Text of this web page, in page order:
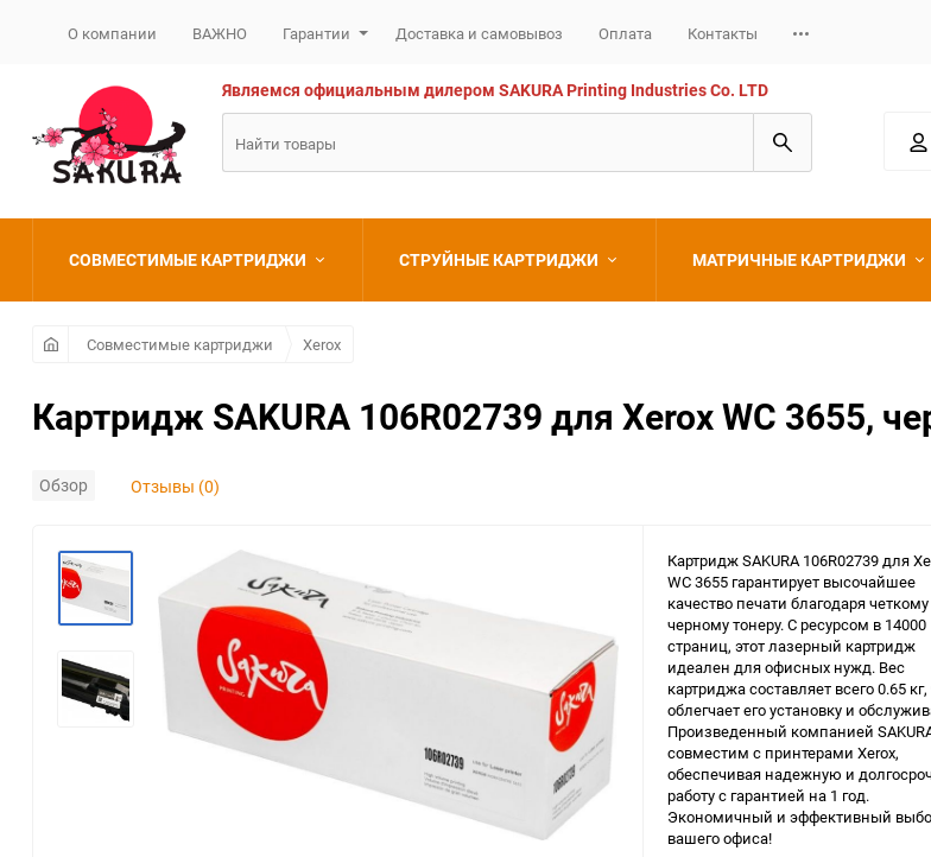
О компании ВАЖНО Гарантии Доставка и самовывоз Оплата Контакты
Являемся официальным дилером SAKURA Printing Industries Co. LTD
Brother
Konica Minolta
Kyocera Mita
Lexmark
СОВМЕСТИМЫЕ КАРТРИДЖИ
Canon
СТРУЙНЫЕ КАРТРИДЖИ МАТРИЧНЫЕ КАРТРИДЖИ
Совместимые картриджи Xerox
Картридж SAKURA 106R02739 для Xerox WC 3655,
Обзор Отзывы (0)
Картридж SAKURA 106R02739 для
WC 3655 гарантирует высочайшее
качество печати благодаря четкому
черному тонеру. С ресурсом в 14000
страниц, этот лазерный картридж
идеален для офисных нужд. Вес
картриджа составляет всего 0.65 кг,
облегчает его установку и
Произведенный компанией
совместим с принтерами Xerox,
обеспечивая надежную и
работу с гарантией на 1 год.
Экономичный и эффективный
вашего офиса!